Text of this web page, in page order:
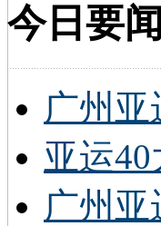
今日要闻
广州
亚运
广州